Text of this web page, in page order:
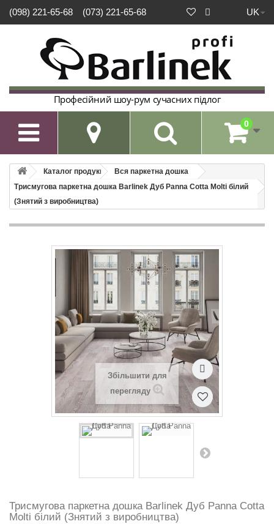
UK
(098) 221-65-68 (073) 221-65-68
Професійний шоу-рум сучасних підлог
 0
Каталог продукції
Вся паркетна дошка
Триcмугова паркетна дошка Barlinek Дуб Panna Cotta Molti білий
(Знятий з виробництва)
Збільшити для
перегляду
Триcмугова паркетна дошка Barlinek Дуб Panna Cotta
Molti білий (Знятий з виробництва)